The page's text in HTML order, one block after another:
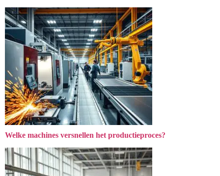
Welke machines versnellen het productieproces?